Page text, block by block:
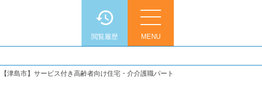
MENU
閲覧履歴
【津島市】サービス付き高齢者向け住宅・介介護職パート